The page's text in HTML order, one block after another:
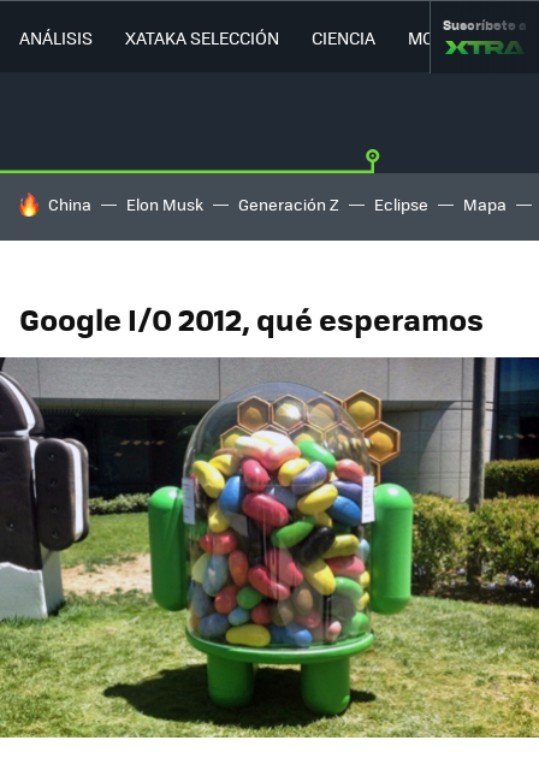
ANÁLISIS XATAKA SELECCIÓN CIENCIA MOVILIDAD
Suscríbete a
HOY SE HABLA DE
China Elon Musk Generación Z Eclipse Mapa
Google I/O 2012, qué esperamos